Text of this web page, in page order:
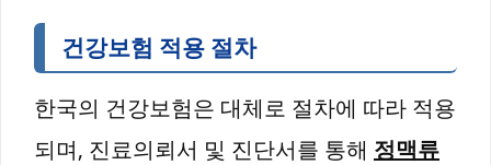
건강보험 적용 절차
한국의 건강보험은 대체로 절차에 따라 적용
되며, 진료의뢰서 및 진단서를 통해 정맥류